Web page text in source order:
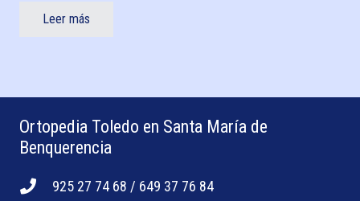
Leer más
Ortopedia Toledo en Santa María de
Benquerencia
925 27 74 68 / 649 37 76 84